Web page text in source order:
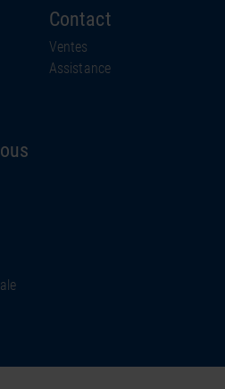
Contact
Ventes
Assistance